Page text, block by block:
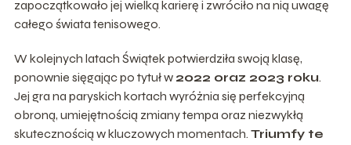
zapoczątkowało jej wielką karierę i zwróciło na nią uwagę
całego świata tenisowego.
W kolejnych latach Świątek potwierdziła swoją klasę,
ponownie sięgając po tytuł w 2022 oraz 2023 roku.
Jej gra na paryskich kortach wyróżnia się perfekcyjną
obroną, umiejętnością zmiany tempa oraz niezwykłą
skutecznością w kluczowych momentach. Triumfy te